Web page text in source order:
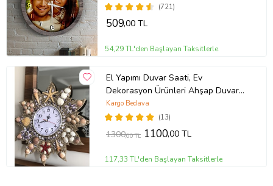
(721)
509,00 TL
54,29 TL'den Başlayan Taksitlerle
El Yapımı Duvar Saati, Ev
Dekorasyon Ürünleri Ahşap Duvar
Saati Quartz Marka Sessiz Saat
Mekanizması (13)
Kargo Bedava
1300,00 TL 1100,00 TL
117,33 TL'den Başlayan Taksitlerle